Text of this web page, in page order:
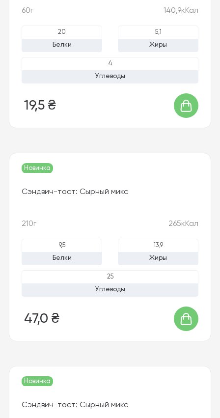
60г 140,9кКал
20
Белки
5,1
Жиры
4
Углеводы
19,5 ₴
Новинка
Сэндвич-тост: Сырный микс
210г 265кКал
9,5
Белки
13,9
Жиры
25
Углеводы
47,0 ₴
Новинка
Сэндвич-тост: Сырный микс